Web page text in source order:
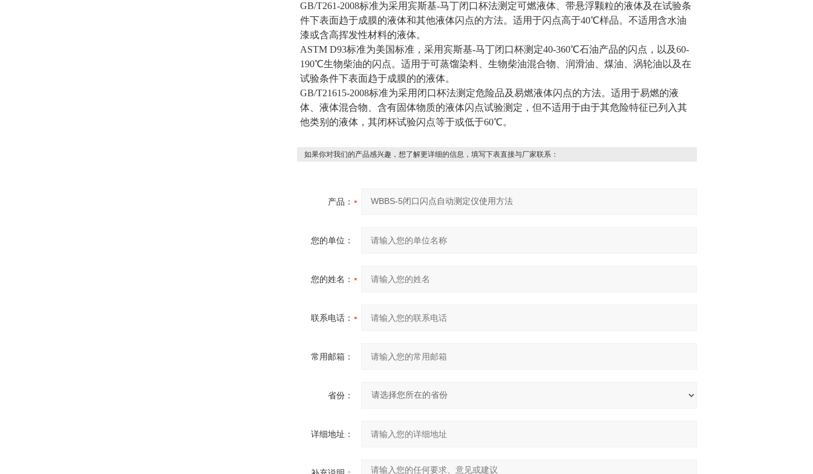
GB/T261-2008标准为采用宾斯基-马丁闭口杯法测定可燃液体、带悬浮颗粒的液体及在试验条
件下表面趋于成膜的液体和其他液体闪点的方法。适用于闪点高于40℃样品。不适用含水油
漆或含高挥发性材料的液体。
ASTM D93标准为美国标准，采用宾斯基-马丁闭口杯测定40-360℃石油产品的闪点，以及60-
190℃生物柴油的闪点。适用于可蒸馏染料、生物柴油混合物、润滑油、煤油、涡轮油以及在
试验条件下表面趋于成膜的的液体。
GB/T21615-2008标准为采用闭口杯法测定危险品及易燃液体闪点的方法。适用于易燃的液
体、液体混合物、含有固体物质的液体闪点试验测定，但不适用于由于其危险特征已列入其
他类别的液体，其闭杯试验闪点等于或低于60℃。
如果你对我们的产品感兴趣，想了解更详细的信息，填写下表直接与厂家联系：
产品：
您的单位：
您的姓名：
联系电话：
常用邮箱：
省份：
详细地址：